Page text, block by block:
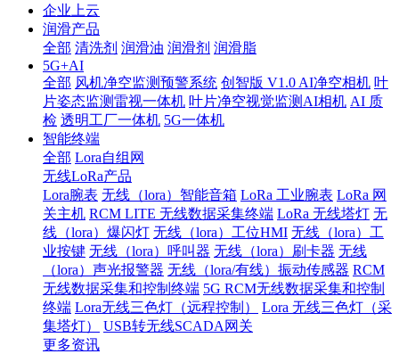
企业上云
润滑产品
全部 清洗剂 润滑油 润滑剂 润滑脂
5G+AI
全部 风机净空监测预警系统 创智版 V1.0 AI净空相机 叶
片姿态监测雷视一体机 叶片净空视觉监测AI相机 AI 质
检 透明工厂一体机 5G一体机
智能终端
全部 Lora自组网
无线LoRa产品
Lora腕表 无线（lora）智能音箱 LoRa 工业腕表 LoRa 网
关主机 RCM LITE 无线数据采集终端 LoRa 无线塔灯 无
线（lora）爆闪灯 无线（lora）工位HMI 无线（lora）工
业按键 无线（lora）呼叫器 无线（lora）刷卡器 无线
（lora）声光报警器 无线（lora/有线）振动传感器 RCM
无线数据采集和控制终端 5G RCM无线数据采集和控制
终端 Lora无线三色灯（远程控制）
Lora 无线三色灯（采
集塔灯）
USB转无线SCADA网关
更多资讯